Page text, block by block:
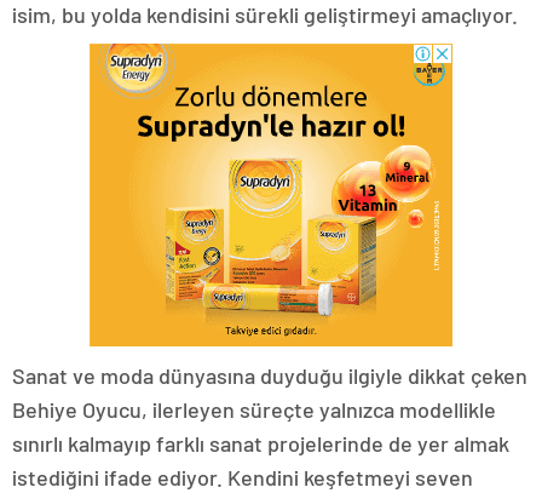
isim, bu yolda kendisini sürekli geliştirmeyi amaçlıyor.
Sanat ve moda dünyasına duyduğu ilgiyle dikkat çeken
Behiye Oyucu, ilerleyen süreçte yalnızca modellikle
sınırlı kalmayıp farklı sanat projelerinde de yer almak
istediğini ifade ediyor. Kendini keşfetmeyi seven